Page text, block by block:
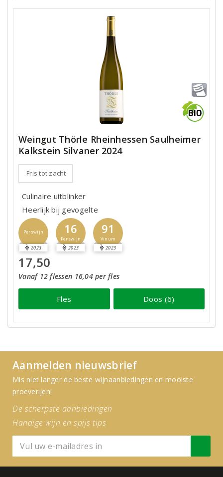
Weingut Thörle Rheinhessen Saulheimer
Kalkstein Silvaner 2024
Fris tot zacht
Culinaire uitblinker
Heerlijk bij gevogelte
Perswijn
2023
16
Perswijn
2023
91
Vinum
2023
17,50
Vanaf 12 flessen 16,04 per fles
Fles Doos (6)
Aanmelden nieuwsbrief
Mis niet langer de beste wijnaanbiedingen en mooiste
proeverijen!
De scherpste aanbiedingen
Handige wijn en spijs tips